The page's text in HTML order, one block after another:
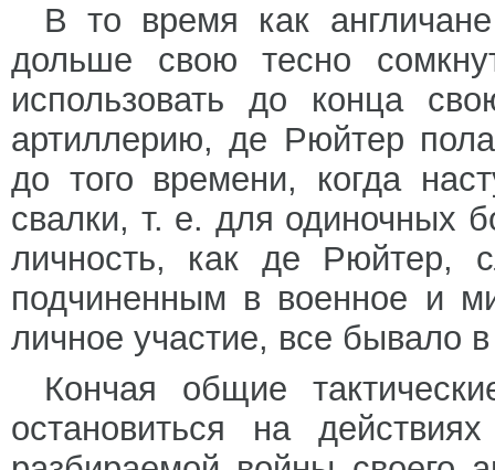
В то время как
дольше свою тесно
использовать до конца
артиллерию, де Рюйтер
до того времени, когда
свалки, т. е. для одиночных
личность, как де Рюйтер,
подчиненным в военное и
личное участие, все бывало
Кончая общие
остановиться на